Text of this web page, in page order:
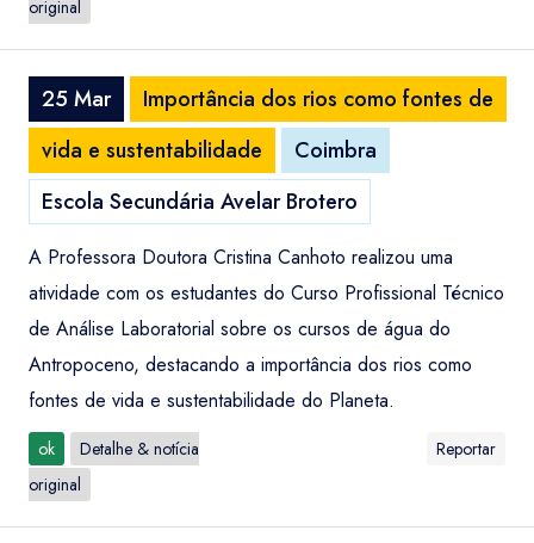
original
25 Mar
Importância dos rios como fontes de
vida e sustentabilidade
Coimbra
Escola Secundária Avelar Brotero
A Professora Doutora Cristina Canhoto realizou uma
atividade com os estudantes do Curso Profissional Técnico
de Análise Laboratorial sobre os cursos de água do
Antropoceno, destacando a importância dos rios como
fontes de vida e sustentabilidade do Planeta.
ok
Detalhe & notícia
original
Reportar